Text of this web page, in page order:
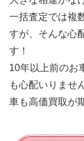
一括査定では複
すが、そんな心
す！
10年以上前のお
も心配いりませ
車も高価買取が